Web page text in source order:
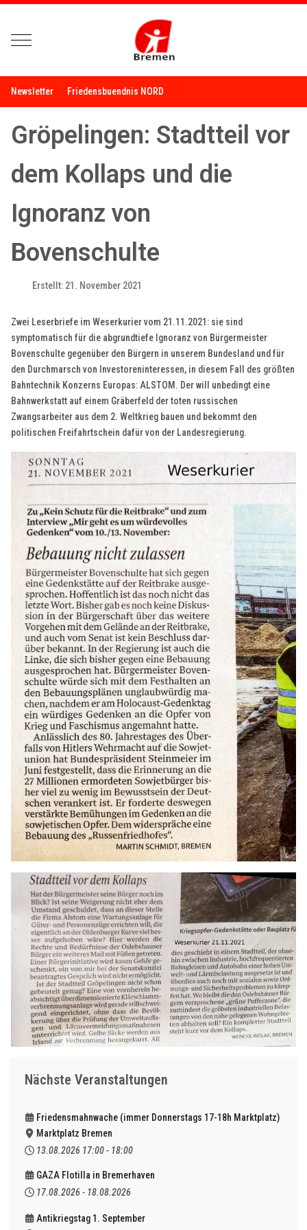
Mobile Menu Toggle
Newsletter Friedensbuendnis NORD
Gröpelingen: Stadtteil vor
dem Kollaps und die
Ignoranz von
Bovenschulte
Erstellt: 21. November 2021
Zwei Leserbriefe im Weserkurier vom 21.11.2021: sie sind
symptomatisch für die abgrundtiefe Ignoranz von Bürgermeister
Bovenschulte gegenüber den Bürgern in unserem Bundesland und für
den Durchmarsch von Investoreninteressen, in diesem Fall des größten
Bahntechnik Konzerns Europas: ALSTOM. Der will unbedingt eine
Bahnwerkstatt auf einem Gräberfeld der toten russischen
Zwangsarbeiter aus dem 2. Weltkrieg bauen und bekommt den
politischen Freifahrtschein dafür von der Landesregierung.
Nächste Veranstaltungen
Friedensmahnwache (immer Donnerstags 17-18h Marktplatz)
Marktplatz Bremen
13.08.2026 17:00 - 18:00
GAZA Flotilla in Bremerhaven
17.08.2026 - 18.08.2026
Antikriegstag 1. September